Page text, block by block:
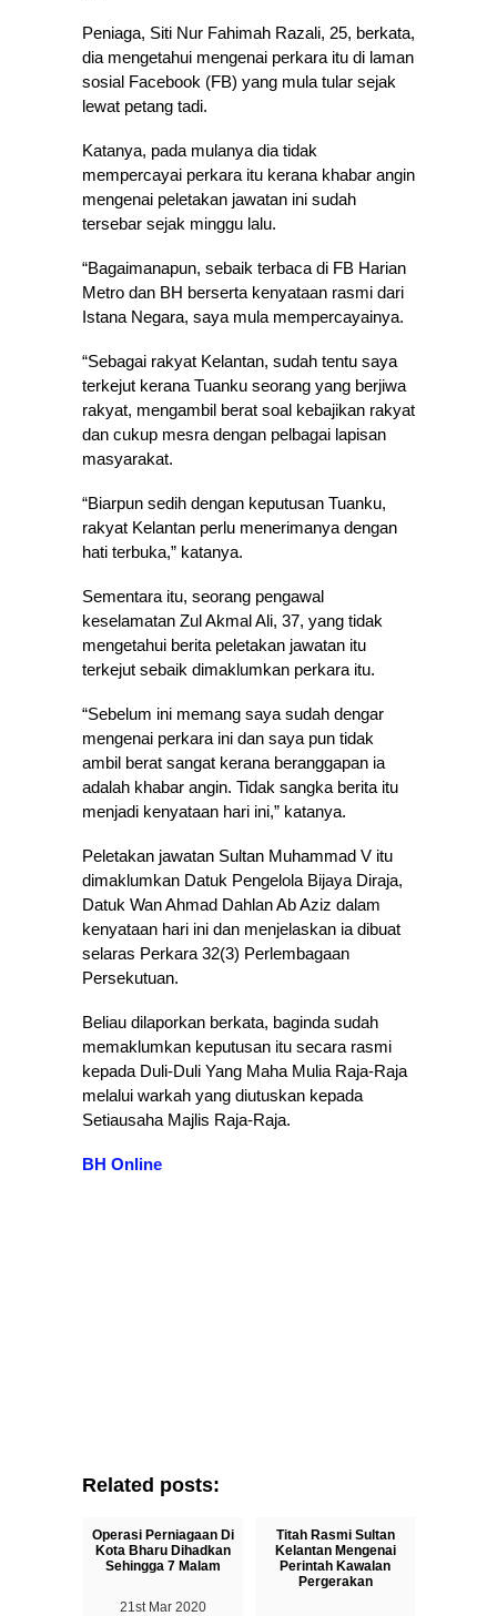
Peniaga, Siti Nur Fahimah Razali, 25, berkata,
dia mengetahui mengenai perkara itu di laman
sosial Facebook (FB) yang mula tular sejak
lewat petang tadi.
Katanya, pada mulanya dia tidak
mempercayai perkara itu kerana khabar angin
mengenai peletakan jawatan ini sudah
tersebar sejak minggu lalu.
“Bagaimanapun, sebaik terbaca di FB Harian
Metro dan BH berserta kenyataan rasmi dari
Istana Negara, saya mula mempercayainya.
“Sebagai rakyat Kelantan, sudah tentu saya
terkejut kerana Tuanku seorang yang berjiwa
rakyat, mengambil berat soal kebajikan rakyat
dan cukup mesra dengan pelbagai lapisan
masyarakat.
“Biarpun sedih dengan keputusan Tuanku,
rakyat Kelantan perlu menerimanya dengan
hati terbuka,” katanya.
Sementara itu, seorang pengawal
keselamatan Zul Akmal Ali, 37, yang tidak
mengetahui berita peletakan jawatan itu
terkejut sebaik dimaklumkan perkara itu.
“Sebelum ini memang saya sudah dengar
mengenai perkara ini dan saya pun tidak
ambil berat sangat kerana beranggapan ia
adalah khabar angin. Tidak sangka berita itu
menjadi kenyataan hari ini,” katanya.
Peletakan jawatan Sultan Muhammad V itu
dimaklumkan Datuk Pengelola Bijaya Diraja,
Datuk Wan Ahmad Dahlan Ab Aziz dalam
kenyataan hari ini dan menjelaskan ia dibuat
selaras Perkara 32(3) Perlembagaan
Persekutuan.
Beliau dilaporkan berkata, baginda sudah
memaklumkan keputusan itu secara rasmi
kepada Duli-Duli Yang Maha Mulia Raja-Raja
melalui warkah yang diutuskan kepada
Setiausaha Majlis Raja-Raja.
BH Online
Related posts:
Operasi Perniagaan Di
Kota Bharu Dihadkan
Sehingga 7 Malam
21st Mar 2020
Titah Rasmi Sultan
Kelantan Mengenai
Perintah Kawalan
Pergerakan